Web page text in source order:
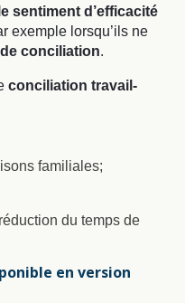
sentiment d’efficacité
exemple lorsqu’ils ne
conciliation.
conciliation travail-
familiales;
du temps de
en version